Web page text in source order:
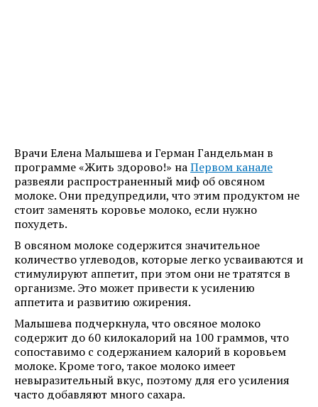
Врачи Елена Малышева и Герман Гандельман в
программе «Жить здорово!» наПервом канале
развеяли распространенный миф об овсяном
молоке. Они предупредили, что этим продуктом не
стоит заменять коровье молоко, если нужно
похудеть.
В овсяном молоке содержится значительное
количество углеводов, которые легко усваиваются и
стимулируют аппетит, при этом они не тратятся в
организме. Это может привести к усилению
аппетита и развитию ожирения.
Малышева подчеркнула, что овсяное молоко
содержит до 60 килокалорий на 100 граммов, что
сопоставимо с содержанием калорий в коровьем
молоке. Кроме того, такое молоко имеет
невыразительный вкус, поэтому для его усиления
часто добавляют много сахара.